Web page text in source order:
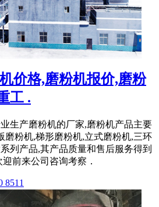
价格,磨粉机报价,磨粉
工 .
生产磨粉机的厂家,磨粉机产品主要
磨粉机,梯形磨粉机,立式磨粉机,三环
列产品,其产品质量和售后服务得到
前来公司咨询考察．
8511